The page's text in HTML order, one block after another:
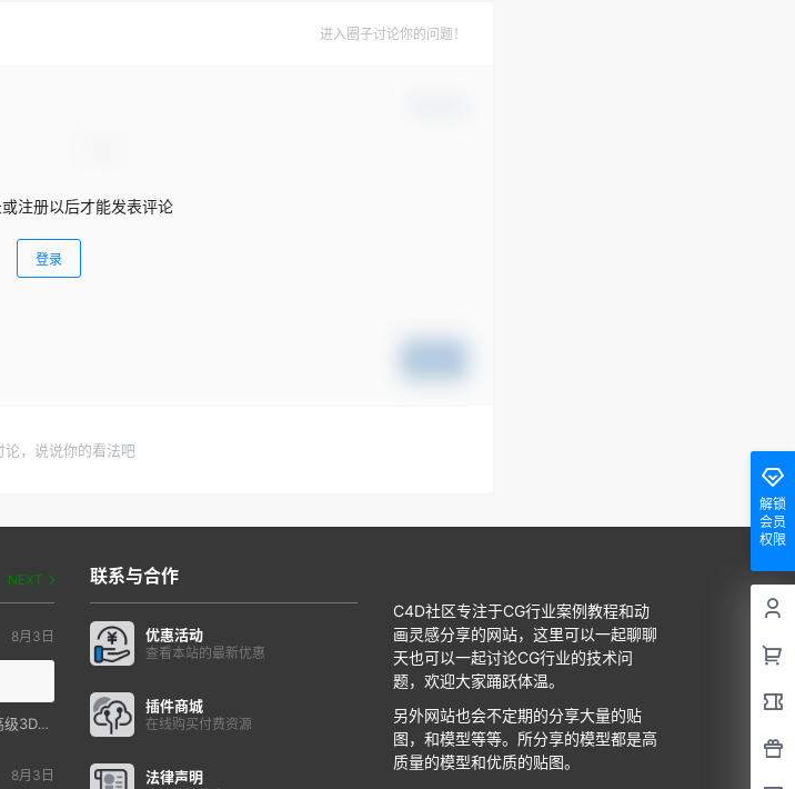
进入圈子讨论你的问题！
注册以后才能发表评论
登录
论，说说你的看法吧
解锁
会员
权限
NEXT
8月3日
软件
8月3日
联系与合作
优惠活动
查看本站的最新优惠
插件商城
在线购买付费资源
法律声明
C4D社区专注于CG行业案例教程和动
画灵感分享的网站，这里可以一起聊聊
天也可以一起讨论CG行业的技术问
题，欢迎大家踊跃体温。
另外网站也会不定期的分享大量的贴
图，和模型等等。所分享的模型都是高
质量的模型和优质的贴图。